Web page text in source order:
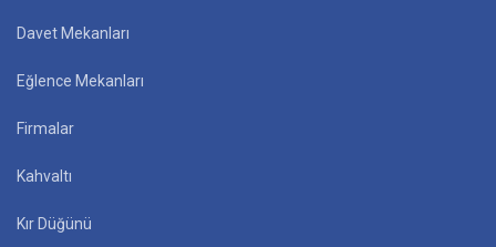
Davet Mekanları
Eğlence Mekanları
Firmalar
Kahvaltı
Kır Düğünü